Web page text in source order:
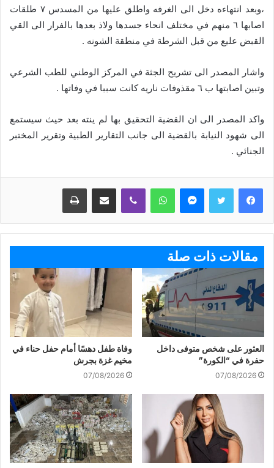
،وبعد انتهاءه دخل الى الغرفه واطلق عليها من المسدس ٧ طلقات
اصابها ٦ منهم في مختلف انحاء جسدها ولاذ بعدها بالفرار الى القي
القبض عليع من قبل الشرطة في منطقة الشونه .
واشار المصدر الى تشريح الجثة في المركز الوطني للطب الشرعي
وتبين اصابتها ب ٦ مقذوفات ناريه كانت سببا في وفاتها .
واكد المصدر الى ان القضية التحقيق بها لم ينته بعد حيث سيستمع
الى شهود النيابة بالقضية الى جانب التقارير الطبية وتقرير المختبر
الجنائي .
ماسنجر واتساب ڤايبر مشاركة عبر البريد طباعة
مقالات ذات صلة
العثور على شخص متوفى داخل
حفرة في “الكورة”
07/08/2026
وفاة طفل دهسًا أمام حفل حناء في
مخيم غزة بجرش
07/08/2026